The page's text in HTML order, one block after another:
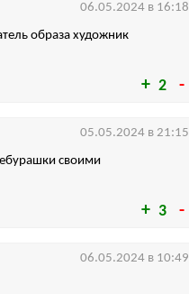
2
образа художник
06.05.2024 в 16:18
3
своими
05.05.2024 в 21:15
06.05.2024 в 10:49